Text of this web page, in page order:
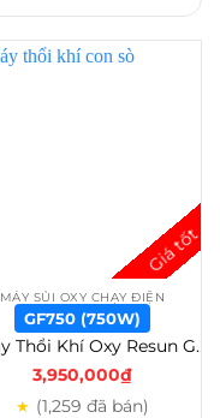
MÁY SỦI OXY CHẠY ĐIỆN
GF750 (750W)
Máy Thổi Khí Oxy Resun GF(120W – 2200W) – Giải Pháp Cung Cấp Oxy Hiệu Quả Cho Hồ Cá Lớn, Hải Sản và Nuôi Tôm – GF750 (750w)
3,950,000₫
★ (1,259 đã bán)